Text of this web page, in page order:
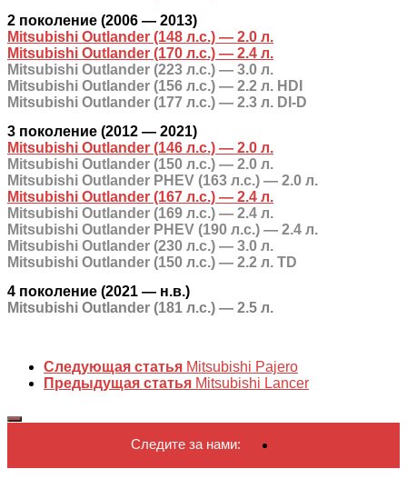
2 поколение (2006 — 2013)
Mitsubishi Outlander (148 л.с.) — 2.0 л.
Mitsubishi Outlander (170 л.с.) — 2.4 л.
Mitsubishi Outlander (223 л.с.) — 3.0 л.
Mitsubishi Outlander (156 л.с.) — 2.2 л. HDI
Mitsubishi Outlander (177 л.с.) — 2.3 л. DI-D
3 поколение (2012 — 2021)
Mitsubishi Outlander (146 л.с.) — 2.0 л.
Mitsubishi Outlander (150 л.с.) — 2.0 л.
Mitsubishi Outlander PHEV (163 л.с.) — 2.0 л.
Mitsubishi Outlander (167 л.с.) — 2.4 л.
Mitsubishi Outlander (169 л.с.) — 2.4 л.
Mitsubishi Outlander PHEV (190 л.с.) — 2.4 л.
Mitsubishi Outlander (230 л.с.) — 3.0 л.
Mitsubishi Outlander (150 л.с.) — 2.2 л. TD
4 поколение (2021 — н.в.)
Mitsubishi Outlander (181 л.с.) — 2.5 л.
Следующая статья Mitsubishi Pajero
Предыдущая статья Mitsubishi Lancer
Следите за нами: